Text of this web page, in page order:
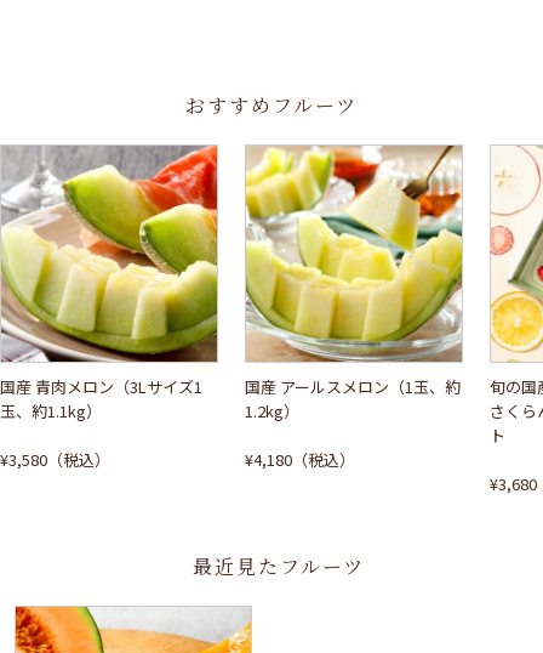
おすすめフルーツ
国産 青肉メロン（3Lサイズ1
玉、約1.1kg）
¥3,580（税込）
国産 アールスメロン（1玉、約
1.2kg）
¥4,180（税込）
旬の国
さくら
ト
¥3,680
最近見たフルーツ